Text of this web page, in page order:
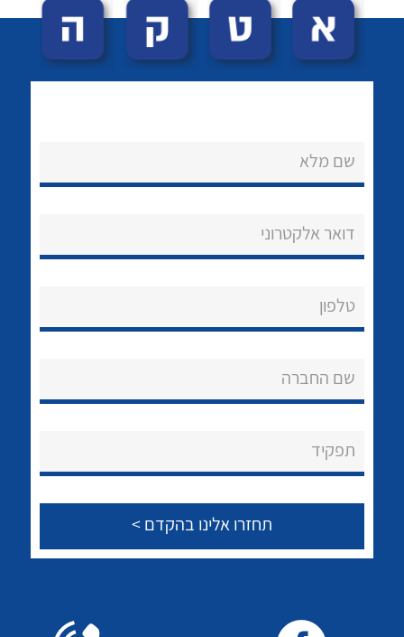
הצוות שלנו
שירותי תמיכה
לכל מוצרי היצרן לכל מוצרי היצרן
שם מלא
דואר אלקטרוני
טלפון
שם החברה
תפקיד